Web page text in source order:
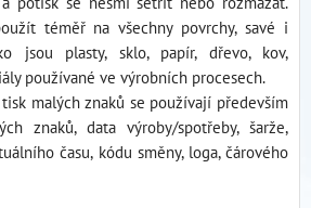
téměř na všechny povrchy, savé i
jsou plasty, sklo, papír, dřevo, kov,
používané ve výrobních procesech.
malých znaků se používají především
znaků, data výroby/spotřeby, šarže,
času, kódu směny, loga, čárového